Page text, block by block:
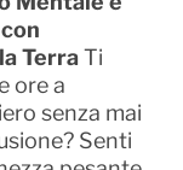
TerraTi
ore a
senza mai
Senti